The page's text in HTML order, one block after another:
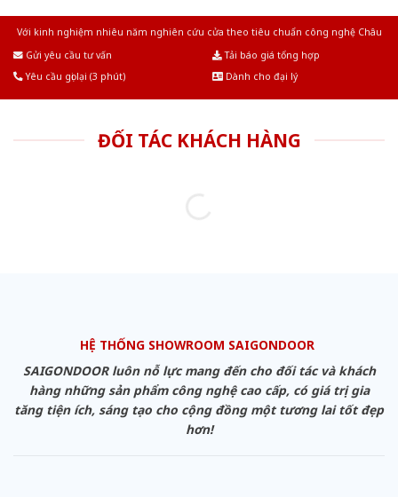
Với kinh nghiệm nhiêu năm nghiên cứu cửa theo tiêu chuẩn công nghệ Châu
Gửi yêu cầu tư vấn
Tải báo giá tổng hợp
Yêu cầu gọi lại (3 phút)
Dành cho đại lý
ĐỐI TÁC KHÁCH HÀNG
HỆ THỐNG SHOWROOM SAIGONDOOR
SAIGONDOOR luôn nỗ lực mang đến cho đối tác và khách
hàng những sản phẩm công nghệ cao cấp, có giá trị gia
tăng tiện ích, sáng tạo cho cộng đồng một tương lai tốt đẹp
hơn!